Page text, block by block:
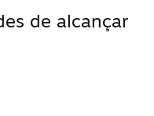
de alcançar